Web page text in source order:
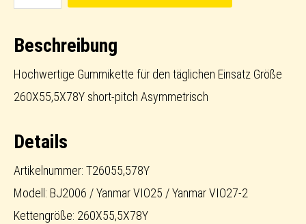
Track
Asymmetrisch
Menge
Beschreibung
Hochwertige Gummikette für den täglichen Einsatz Größe
260X55,5X78Y short-pitch Asymmetrisch
Details
Artikelnummer: T26055,578Y
Modell: BJ2006 / Yanmar VIO25 / Yanmar VIO27-2
Kettengröße: 260X55,5X78Y